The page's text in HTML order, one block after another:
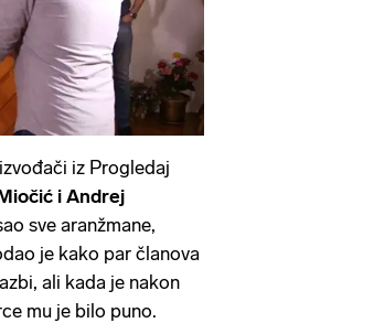
iz Progledaj
i Andrej
sve aranžmane,
je kako par članova
ali kada je nakon
mu je bilo puno.